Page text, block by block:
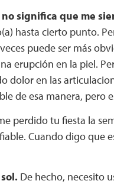
significa que me
hasta cierto punto.
puede ser más
erupción en la piel.
dolor en las
de esa manera, pero
perdido tu fiesta la
Cuando digo que
De hecho, necesito